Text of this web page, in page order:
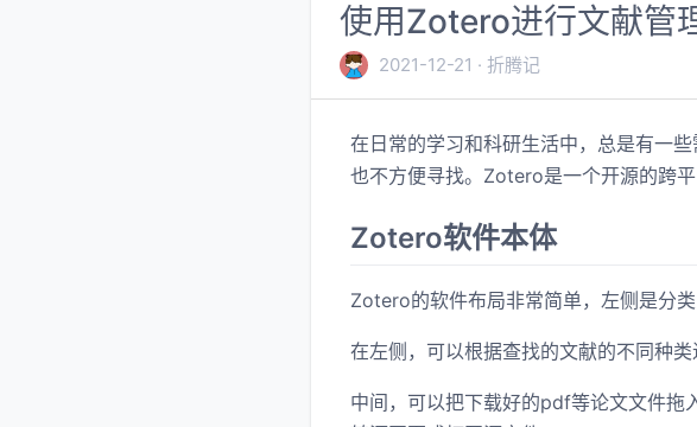
使用Zotero进行文献管
2021-12-21 折腾记
在日常的学习和科研生活中，总是有一
也不方便寻找。Zotero是一个开源的跨
Zotero软件本体
Zotero的软件布局非常简单，左侧是分
在左侧，可以根据查找的文献的不同种类
中间，可以把下载好的pdf等论文文件